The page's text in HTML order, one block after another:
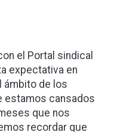
el Portal sindical
expectativa en
ámbito de los
estamos cansados
que nos
recordar que